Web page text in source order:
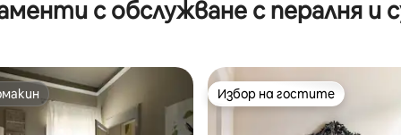
балкон разтегателен диван
с обслужване с пералня и
Избор на гостите
Избор на гостите